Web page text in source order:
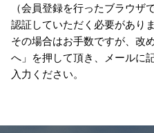
（会員登録を行ったブラウザ
認証していただく必要がありま
その場合はお手数ですが、改
へ」を押して頂き、メールに
入力ください。